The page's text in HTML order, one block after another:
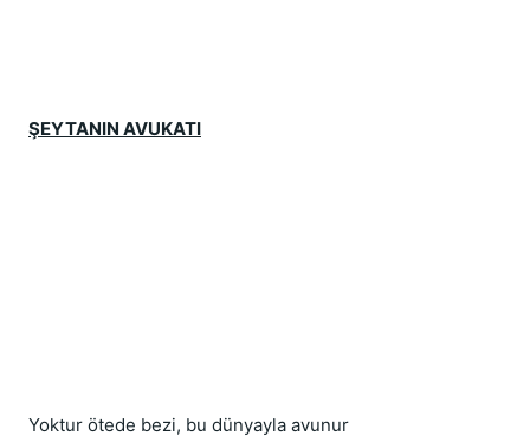
ŞEYTANIN AVUKATI
Yoktur ötede bezi, bu dünyayla avunur